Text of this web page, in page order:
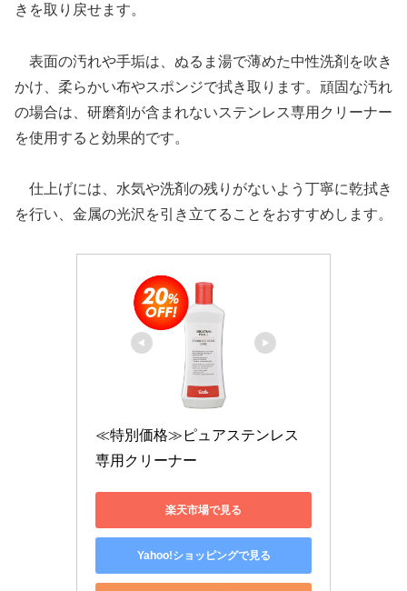
きを取り戻せます。
表面の汚れや手垢は、ぬるま湯で薄めた中性洗剤を吹き
かけ、柔らかい布やスポンジで拭き取ります。頑固な汚れ
の場合は、研磨剤が含まれないステンレス専用クリーナー
を使用すると効果的です。
仕上げには、水気や洗剤の残りがないよう丁寧に乾拭き
を行い、金属の光沢を引き立てることをおすすめします。
≪特別価格≫ピュアステンレス
専用クリーナー
楽天市場で見る
Yahoo!ショッピングで見る